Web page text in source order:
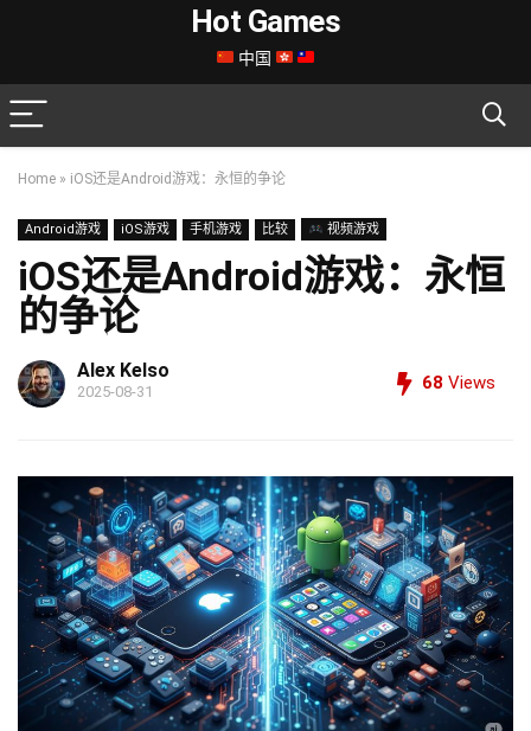
Hot Games
中国
Home » iOS还是Android游戏：永恒的争论
Android游戏 iOS游戏 手机游戏 比较 视频游戏
iOS还是Android游戏：永恒
的争论
Alex Kelso
2025-08-31 68 Views